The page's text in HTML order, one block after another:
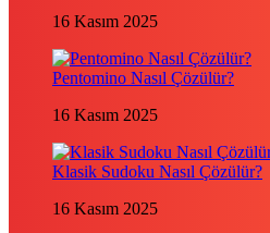
16 Kasım 2025
Pentomino Nasıl Çözülür?
16 Kasım 2025
Klasik Sudoku Nasıl Çözülür?
16 Kasım 2025